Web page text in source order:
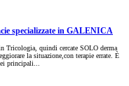
specializzate in GALENICA
Tricologia, quindi cercate SOLO derma
la situazione,con terapie errate. È
principali...